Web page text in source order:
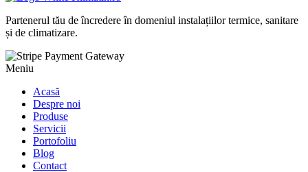
Partenerul tău de încredere în domeniul instalațiilor termice, sanitare
și de climatizare.
Meniu
Acasă
Despre noi
Produse
Servicii
Portofoliu
Blog
Contact